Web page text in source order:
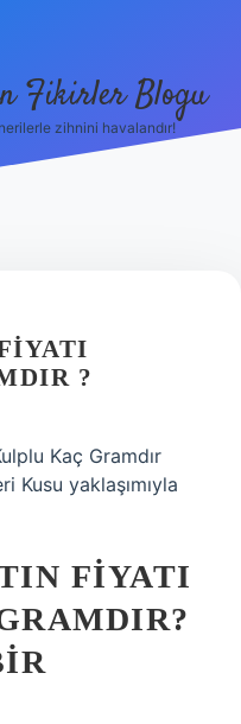
Fikirler Blogu
zihnini havalandır!
?
Kaç Gramdır
Kusu yaklaşımıyla
FIYATI